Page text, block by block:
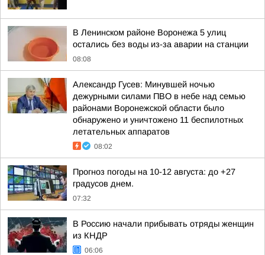
В Ленинском районе Воронежа 5 улиц
остались без воды из-за аварии на станции
08:08
Александр Гусев: Минувшей ночью
дежурными силами ПВО в небе над семью
районами Воронежской области было
обнаружено и уничтожено 11 беспилотных
летательных аппаратов
08:02
Прогноз погоды на 10-12 августа: до +27
градусов днем.
07:32
В Россию начали прибывать отряды женщин
из КНДР
06:06